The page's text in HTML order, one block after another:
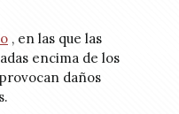
, en las que las
encima de los
daños